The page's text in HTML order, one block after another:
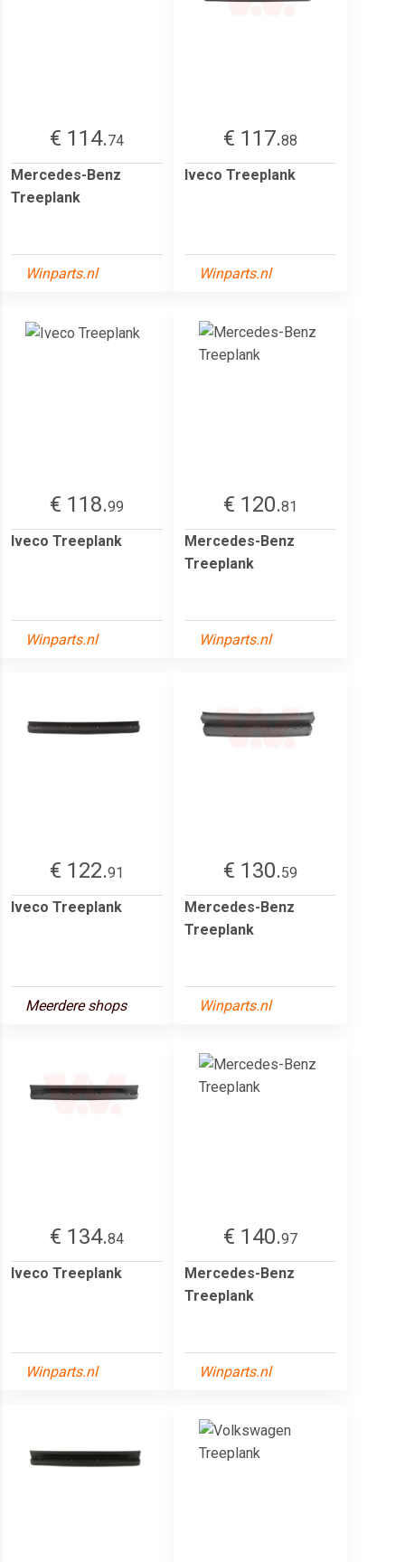
€ 114.74
Mercedes-Benz
Treeplank
Winparts.nl
€ 117.88
Iveco Treeplank
Winparts.nl
€ 118.99
Iveco Treeplank
Winparts.nl
€ 120.81
Mercedes-Benz
Treeplank
Winparts.nl
€ 122.91
Iveco Treeplank
Meerdere shops
€ 130.59
Mercedes-Benz
Treeplank
Winparts.nl
€ 134.84
Iveco Treeplank
Winparts.nl
€ 140.97
Mercedes-Benz
Treeplank
Winparts.nl